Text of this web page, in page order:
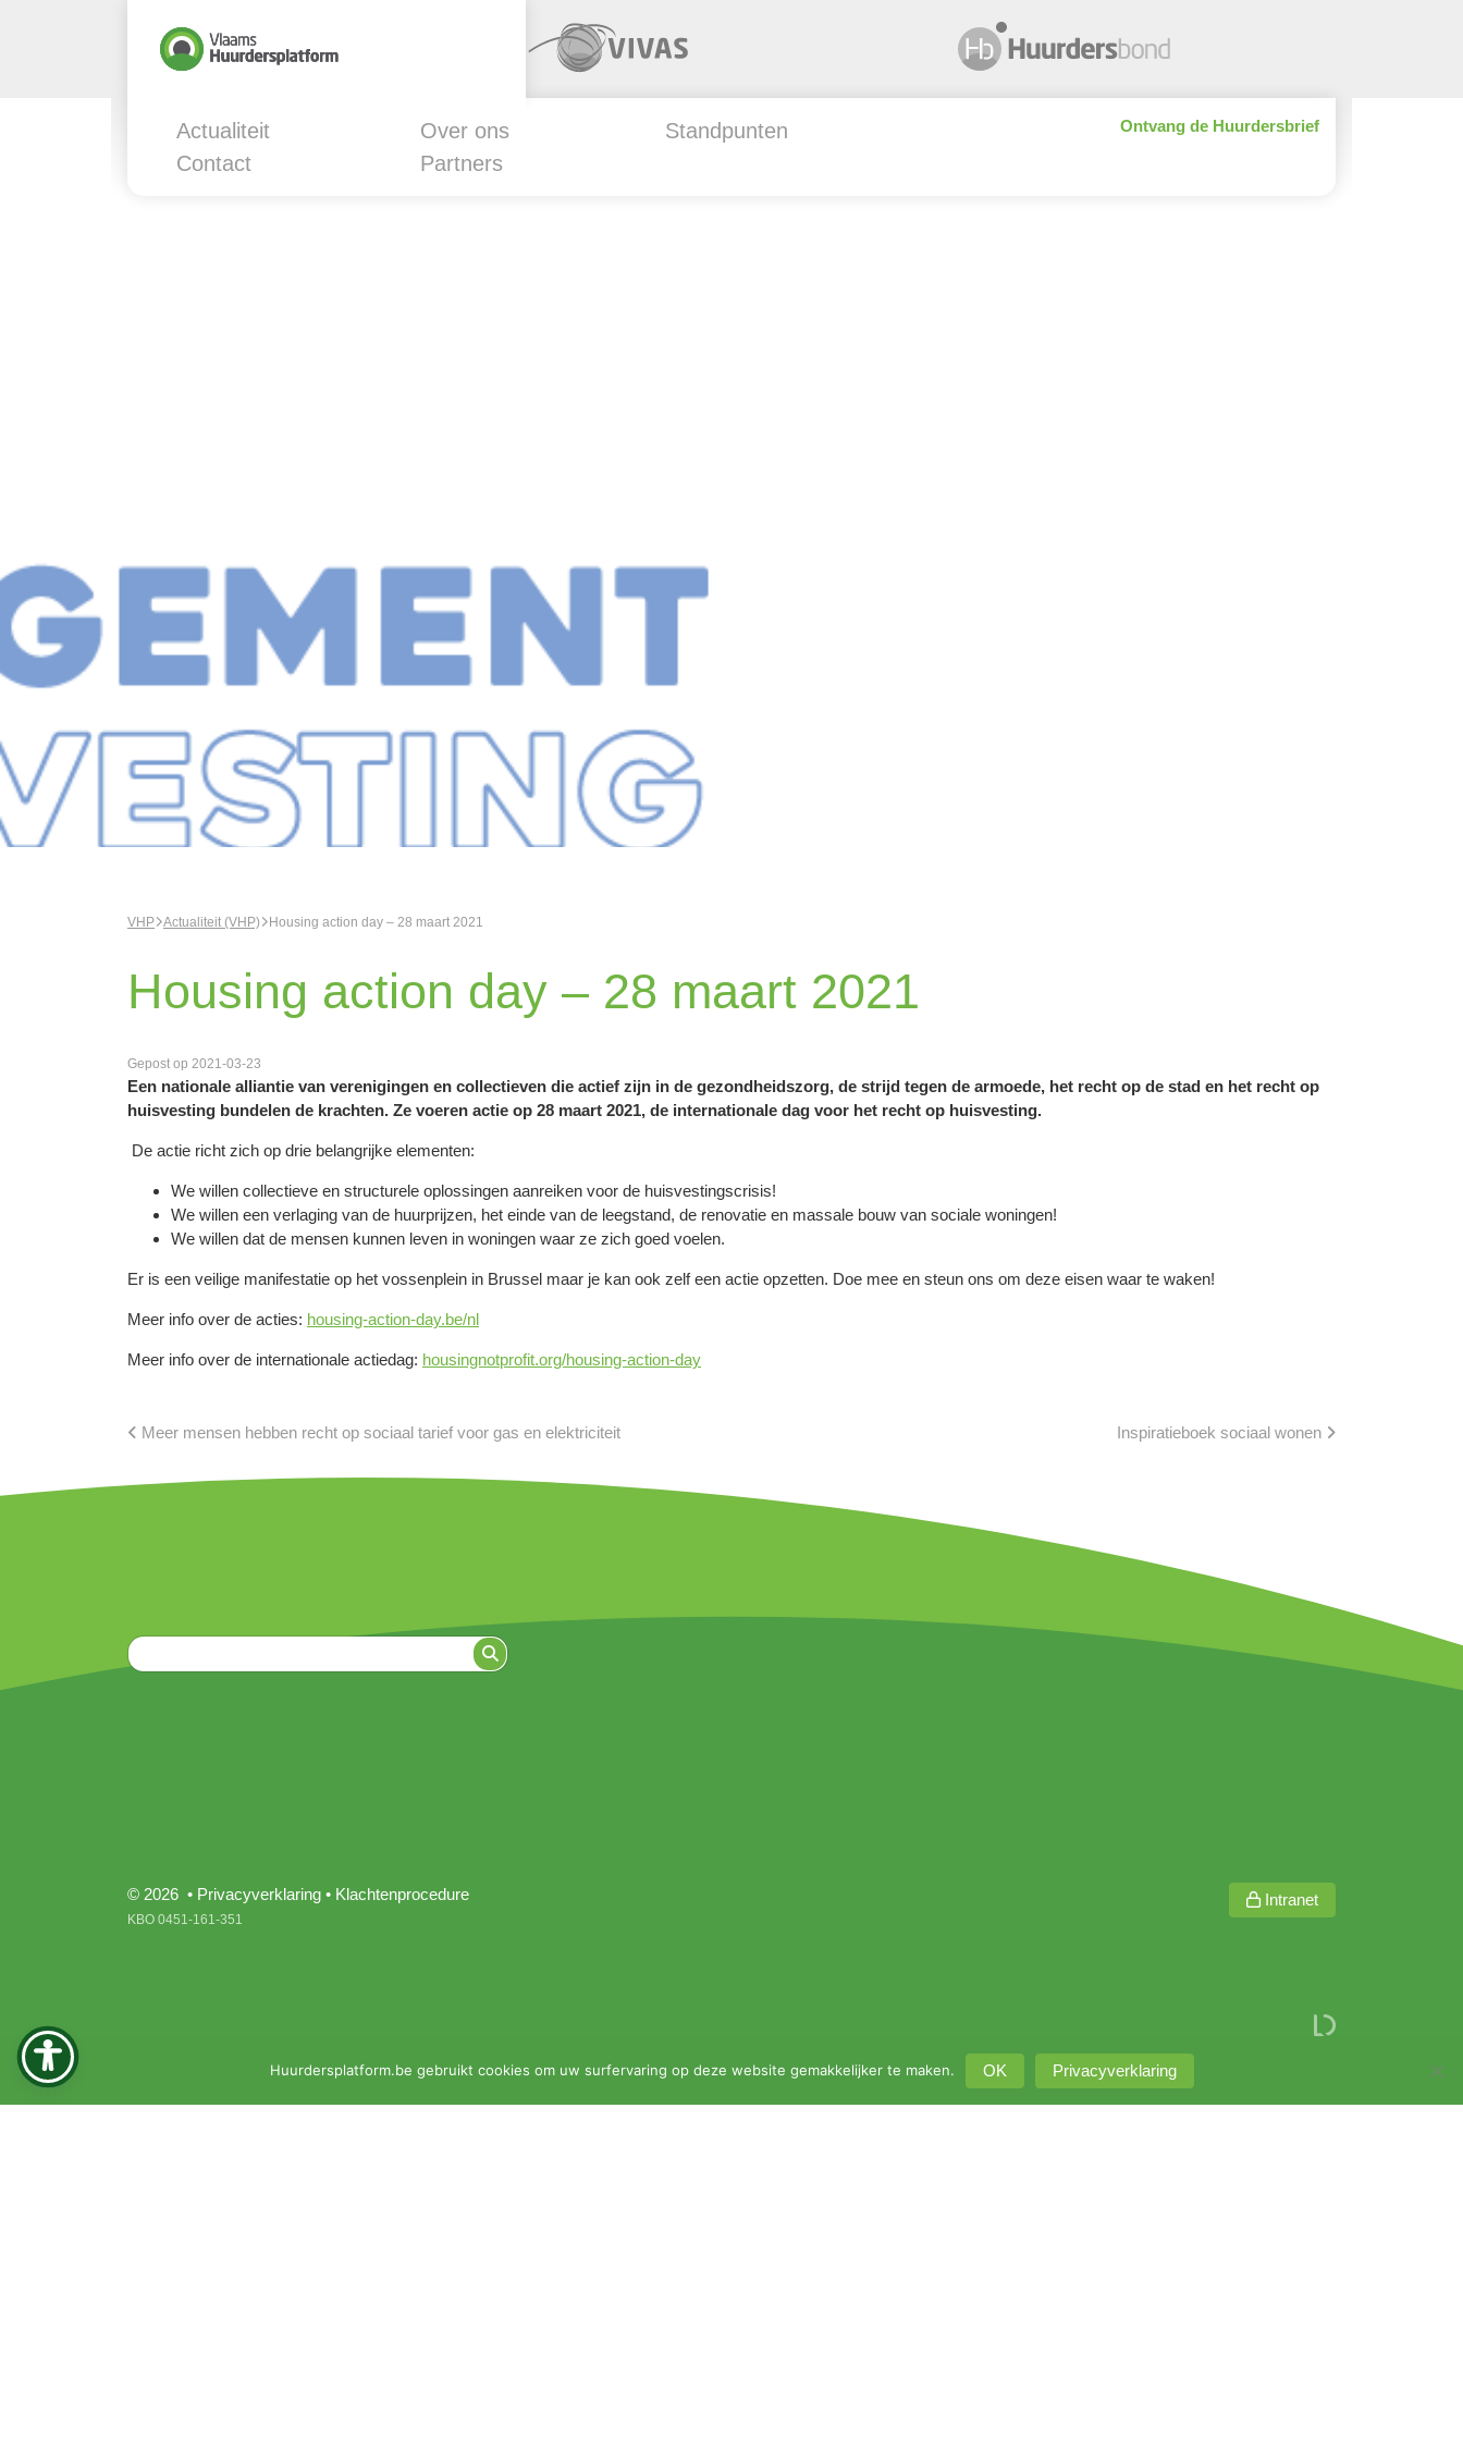
Actualiteit Over ons
Standpunten
Contact
Partners
Ontvang de Huurdersbrief
VHP Actualiteit (VHP) Housing action day – 28 maart 2021
Housing action day – 28 maart 2021
Gepost op 2021-03-23
Een nationale alliantie van verenigingen en collectieven die actief zijn in de gezondheidszorg, de strijd tegen de armoede, het recht op de stad en het recht op
huisvesting bundelen de krachten. Ze voeren actie op 28 maart 2021, de internationale dag voor het recht op huisvesting.
De actie richt zich op drie belangrijke elementen:
We willen collectieve en structurele oplossingen aanreiken voor de huisvestingscrisis!
We willen een verlaging van de huurprijzen, het einde van de leegstand, de renovatie en massale bouw van sociale woningen!
We willen dat de mensen kunnen leven in woningen waar ze zich goed voelen.
Er is een veilige manifestatie op het vossenplein in Brussel maar je kan ook zelf een actie opzetten. Doe mee en steun ons om deze eisen waar te waken!
Meer info over de acties: housing-action-day.be/nl
Meer info over de internationale actiedag: housingnotprofit.org/housing-action-day
Meer mensen hebben recht op sociaal tarief voor gas en elektriciteit Inspiratieboek sociaal wonen
© 2026 • Privacyverklaring • Klachtenprocedure
KBO 0451-161-351
Intranet
Huurdersplatform.be gebruikt cookies om uw surfervaring op deze website gemakkelijker te maken. OK Privacyverklaring